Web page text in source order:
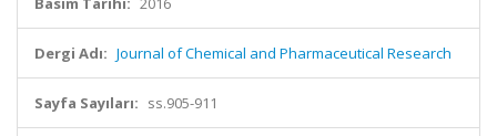
Dergi Adı: Journal of Chemical and Pharmaceutical Research
Sayfa Sayıları: ss.905-911